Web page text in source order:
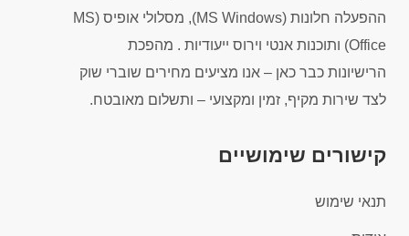
ההפעלה חלונות (MS Windows), מסלולי אופיס (MS
Office) ותוכנות אנטי וירוס ייעודיות . מהפכת
הרישיונות כבר כאן – אנו מציעים מחירים שוברי שוק
לצד שירות מקיף, זמין ומקצועי – ותשלום מאובטח.
קישורים שימושיים
תנאי שימוש